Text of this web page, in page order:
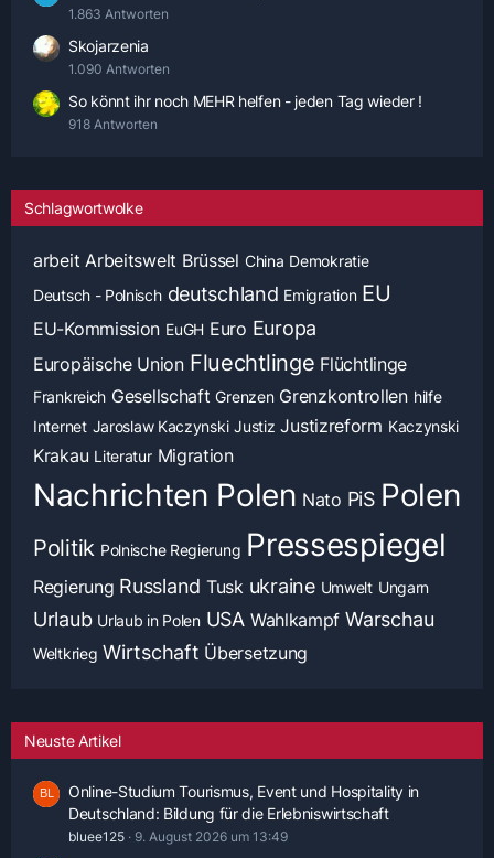
1.863 Antworten
Skojarzenia
1.090 Antworten
So könnt ihr noch MEHR helfen - jeden Tag wieder !
918 Antworten
Schlagwortwolke
arbeit Arbeitswelt Brüssel China Demokratie
Deutsch - Polnisch deutschland Emigration EU
EU-Kommission EuGH Euro Europa
Europäische Union Fluechtlinge Flüchtlinge
Frankreich Gesellschaft Grenzen Grenzkontrollen hilfe
Internet Jaroslaw Kaczynski Justiz Justizreform Kaczynski
Krakau Literatur Migration
Nachrichten Polen Nato PiS Polen
Politik Polnische Regierung Pressespiegel
Regierung Russland Tusk ukraine Umwelt Ungarn
Urlaub Urlaub in Polen USA Wahlkampf Warschau
Weltkrieg Wirtschaft Übersetzung
Neuste Artikel
Online-Studium Tourismus, Event und Hospitality in
Deutschland: Bildung für die Erlebniswirtschaft
bluee125 9. August 2026 um 13:49